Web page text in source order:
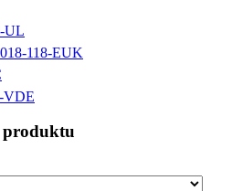
UL
118-EUK
VDE
produktu